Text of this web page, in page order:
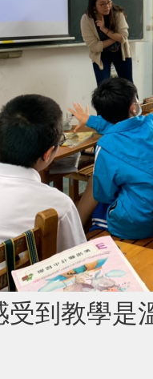
受到教學是